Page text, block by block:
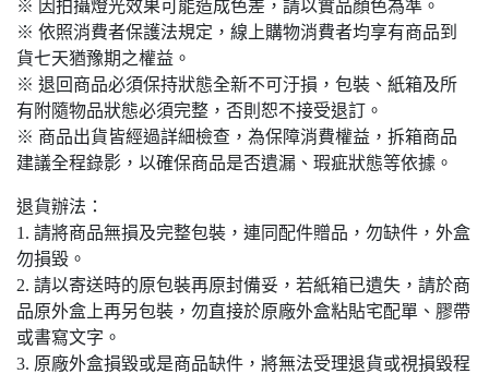
※ 因拍攝燈光效果可能造成色差，請以實品顏色為準。
※ 依照消費者保護法規定，線上購物消費者均享有商品到
貨七天猶豫期之權益。
※ 退回商品必須保持狀態全新不可汙損，包裝、紙箱及所
有附隨物品狀態必須完整，否則恕不接受退訂。
※ 商品出貨皆經過詳細檢查，為保障消費權益，拆箱商品
建議全程錄影，以確保商品是否遺漏、瑕疵狀態等依據。
退貨辦法：
1. 請將商品無損及完整包裝，連同配件贈品，勿缺件，外盒
勿損毀。
2. 請以寄送時的原包裝再原封備妥，若紙箱已遺失，請於商
品原外盒上再另包裝，勿直接於原廠外盒粘貼宅配單、膠帶
或書寫文字。
3. 原廠外盒損毀或是商品缺件，將無法受理退貨或視損毀程